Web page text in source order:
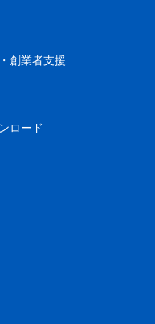
創業者支援
ロード